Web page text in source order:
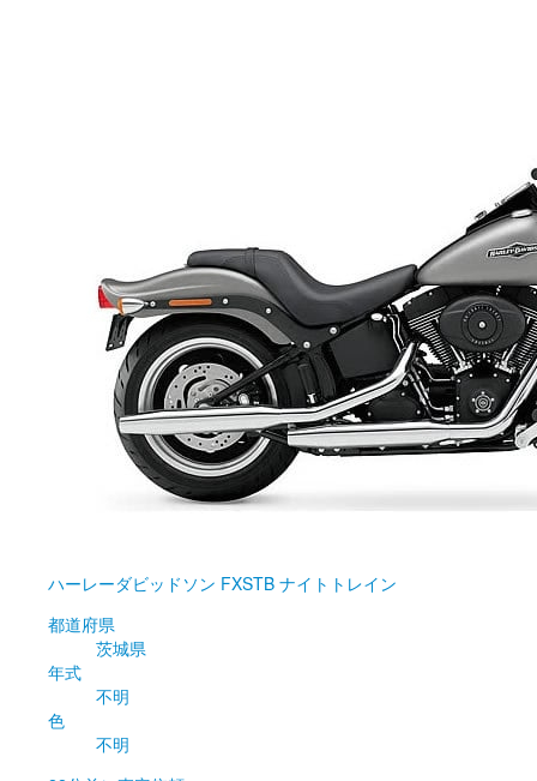
ハーレーダビッドソン FXSTB ナイトトレイン
都道府県
茨城県
年式
不明
色
不明